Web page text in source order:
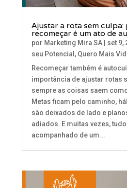
Ajustar a rota sem culpa:
recomeçar é um ato de
por Marketing Mira SA| set 9,
seu Potencial, Quero Mais
Recomeçar também é
importância de ajustar rotas
sempre as coisas saem
Metas ficam pelo caminho,
são deixados de lado e
adiados. E muitas vezes,
acompanhado de um...